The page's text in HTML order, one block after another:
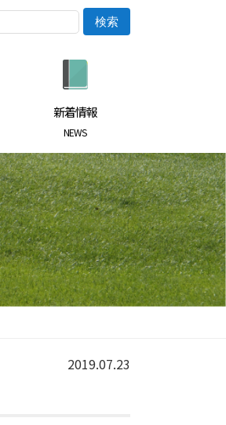
新着情報
NEWS
2019.07.23